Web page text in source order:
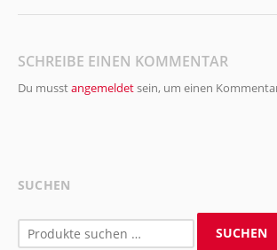
SCHREIBE EINEN KOMMENTAR
Du musstangemeldetsein, um einen
SUCHEN
Suchen
nach:
SUCHEN